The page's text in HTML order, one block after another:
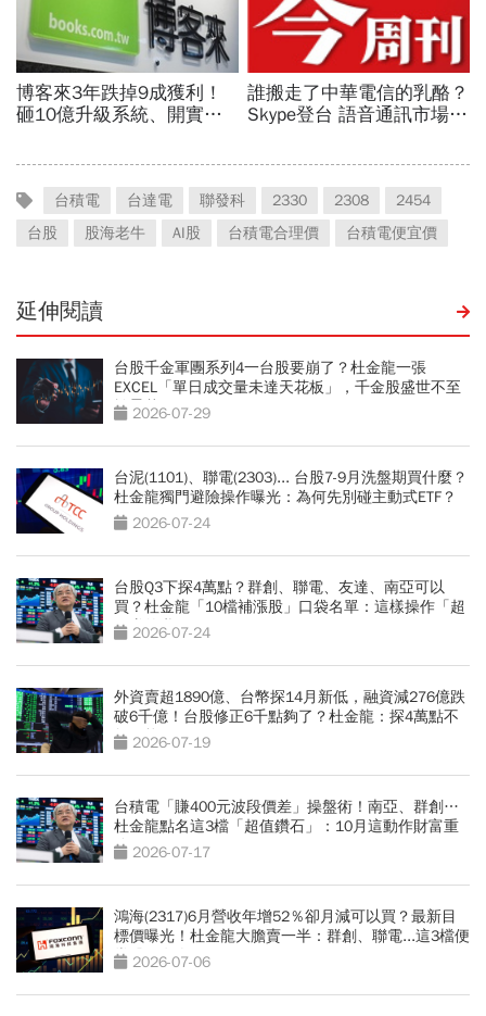
台積電 台達電 聯發科 2330 2308
2454
台股
股海老牛 AI股 台積電合理價 台積電便宜價
延伸閱讀
台股千金軍團系列4一台股要崩了？杜金龍一張
EXCEL「單日成交量未達天花板」，千金股盛世不至
於曇花一現
2026-07-29
台泥(1101)、聯電(2303)... 台股7-9月洗盤期買什麼？
杜金龍獨門避險操作曝光：為何先別碰主動式ETF？
2026-07-24
台股Q3下探4萬點？群創、聯電、友達、南亞可以
買？杜金龍「10檔補漲股」口袋名單：這樣操作「超
好賺的啦」
2026-07-24
外資賣超1890億、台幣探14月新低，融資減276億跌
破6千億！台股修正6千點夠了？杜金龍：探4萬點不
無可能
2026-07-19
台積電「賺400元波段價差」操盤術！南亞、群創…
杜金龍點名這3檔「超值鑽石」：10月這動作財富重
分配2026-07-17
鴻海(2317)6月營收年增52％卻月減可以買？最新目
標價曝光！杜金龍大膽賣一半：群創、聯電...這3檔便
當股更有肉
2026-07-06